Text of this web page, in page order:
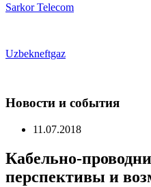
Sarkor Telecom
Uzbekneftgaz
Новости и события
11.07.2018
Кабельно-
перспективы и